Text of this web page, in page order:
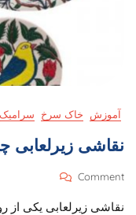
آموزش خاک سرخ سرامیک
نقاشی
Comment
On
زیرلعابی
نقاشی زیرلعابی یکی از